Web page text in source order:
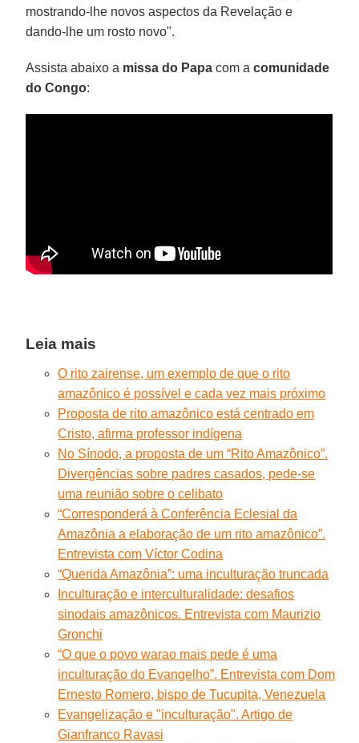
mostrando-lhe novos aspectos da Revelação e
dando-lhe um rosto novo".
Assista abaixo a missa do Papa com acomunidade
do Congo:
Leia mais
O rito zairense, um exemplo de que o rito
amazônico é possível e cada vez mais próximo
Proposta de rito amazônico está centrado em
Cristo, afirma professor indígena
No Sínodo, a proposta de um “Rito Amazônico”.
Divergências sobre padres casados, pede-se
uma reunião sobre o celibato
“Corresponderá à Conferência Eclesial da
Amazônia a elaboração de um rito amazônico”.
Entrevista com Víctor Codina
“Querida Amazônia”: uma inculturação truncada
Inculturação e interculturalidade: desafios
sinodais amazônicos. Entrevista com Maurizio
Gronchi
“O que o povo warao mais pede é uma
inculturação do Evangelho”. Entrevista com Dom
Ernesto Romero, bispo de Tucupita, Venezuela
Evangelização e "inculturação". Artigo de
Gianfranco Ravasi